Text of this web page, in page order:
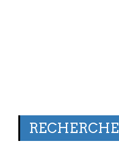
RECHERCHE